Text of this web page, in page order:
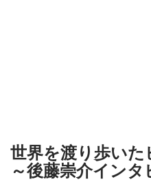
世界を渡り歩い
～後藤崇介インタ